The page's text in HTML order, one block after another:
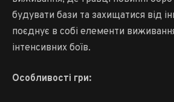
будувати бази та захищатися від
поєднує в собі елементи
інтенсивних боїв.
Особливості гри: